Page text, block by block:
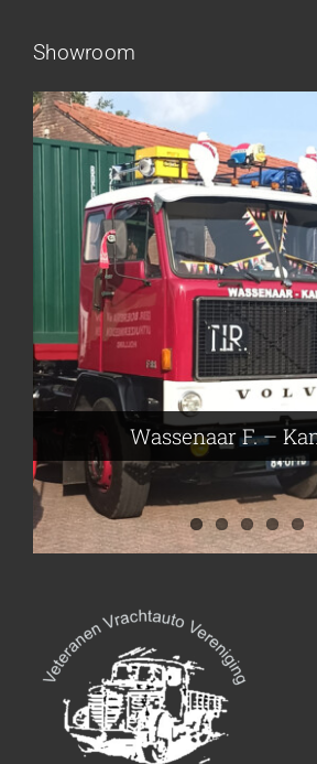
Showroom
Wassenaar F. –
Nijmeier Erwin –
Frieling Koos –
Hartog den Richard –
Leeuwen van Joop